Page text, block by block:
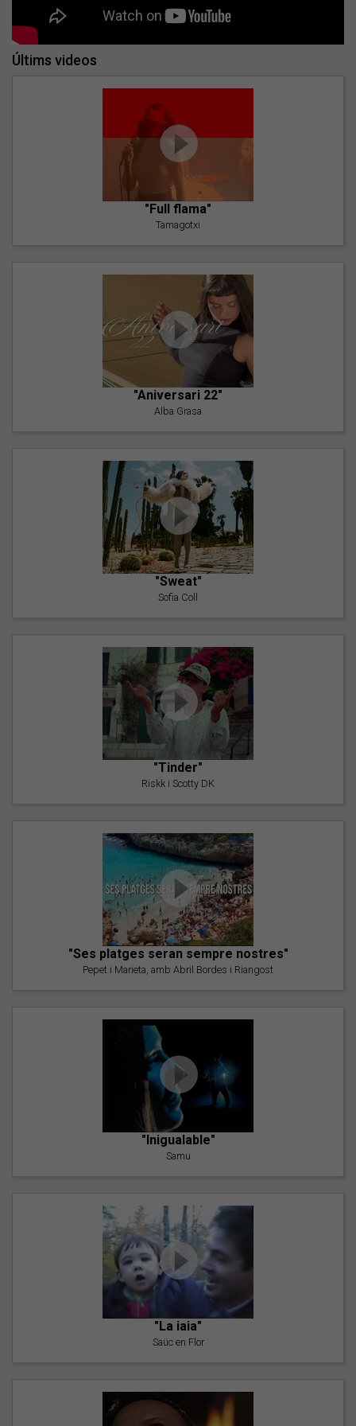
Últims videos
"Full flama"
Tamagotxi
"Aniversari 22"
Alba Grasa
"Sweat"
Sofia Coll
"Tinder"
Riskk i Scotty DK
"Ses platges seran sempre nostres"
Pepet i Marieta, amb Abril Bordes i Riangost
"Inigualable"
Samu
"La iaia"
Saüc en Flor